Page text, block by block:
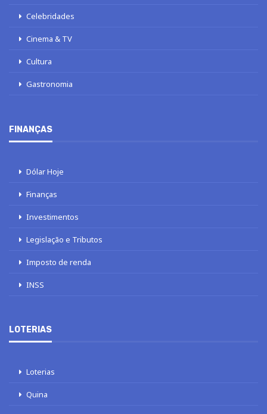
Celebridades
Cinema & TV
Cultura
Gastronomia
FINANÇAS
Dólar Hoje
Finanças
Investimentos
Legislação e Tributos
Imposto de renda
INSS
LOTERIAS
Loterias
Quina